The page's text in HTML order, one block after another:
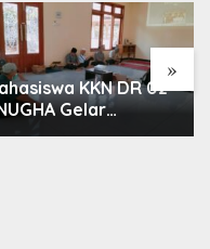
»
KKN DR 02
Gelar
Edukasi